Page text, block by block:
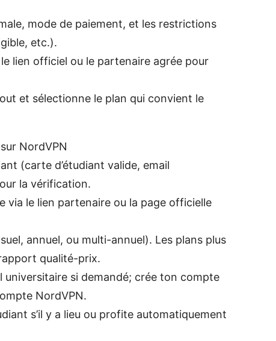
mode de paiement, et les restrictions
etc.).
lien officiel ou le partenaire agrée pour
et sélectionne le plan qui convient le
NordVPN
(carte d’étudiant valide, email
la vérification.
via le lien partenaire ou la page officielle
annuel, ou multi-annuel). Les plans plus
qualité-prix.
universitaire si demandé; crée ton compte
NordVPN.
s’il y a lieu ou profite automatiquement